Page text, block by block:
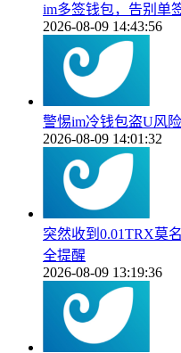
im多签钱包，告别单
2026-08-09 14:43:56
警惕im冷钱包盗U风
2026-08-09 14:01:32
突然收到0.01TRX莫
全提醒
2026-08-09 13:19:36